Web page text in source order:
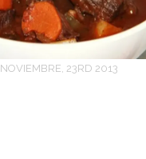
NOVIEMBRE, 23RD 2013